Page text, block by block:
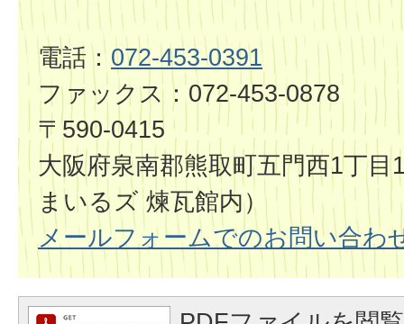
電話： 072-453-0391
ファックス：072-453-0878
〒590-0415
大阪府泉南郡熊取町五門西1丁目
まいるズ 煉瓦館内）
メールフォームでのお問い合わ